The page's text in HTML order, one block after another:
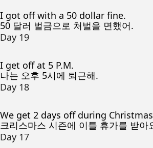
I got off with a 50 dollar fine.
50 달러 벌금으로 처벌을 면했어.
Day 19
I get off at 5 P.M.
나는 오후 5시에 퇴근해.
Day 18
We get 2 days off during
크리스마스 시즌에 이틀 휴가를 받아
Day 17